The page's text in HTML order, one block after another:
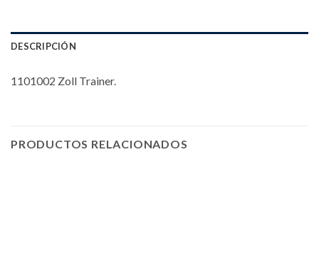
DESCRIPCIÓN
1101002 Zoll Trainer.
PRODUCTOS RELACIONADOS